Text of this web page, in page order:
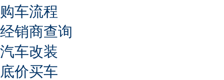
购车流程
经销商查询
汽车改装
底价买车